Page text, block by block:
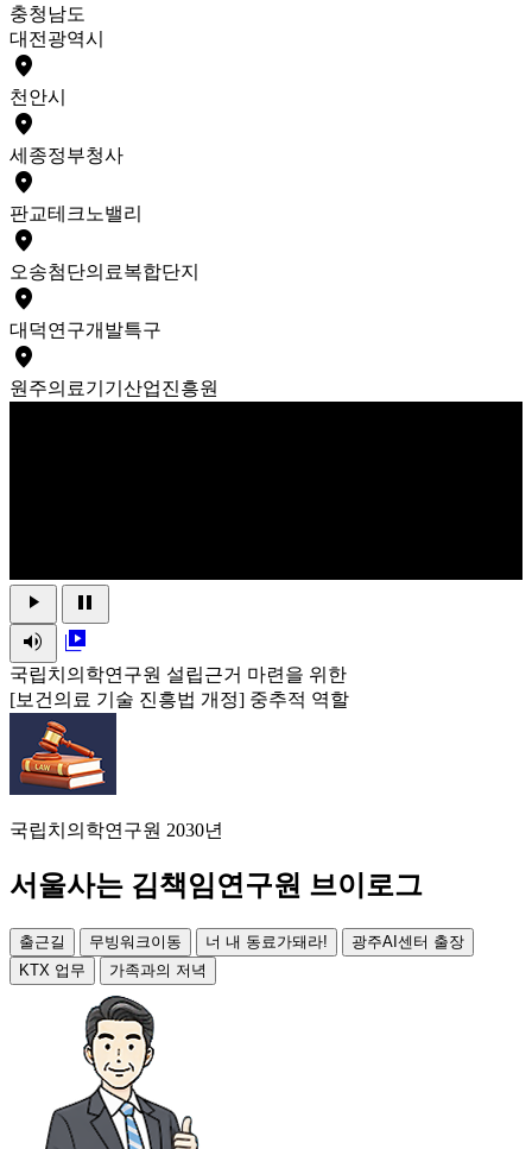
충청남도
대전광역시
place
천안시
place
세종정부청사
place
판교테크노밸리
place
오송첨단의료복합단지
place
대덕연구개발특구
place
원주의료기기산업진흥원
play_arrow
pause
volume_up
video_library
국립치의학연구원 설립근거 마련을 위한
[보건의료 기술 진흥법 개정] 중추적 역할
국립치의학연구원 2030년
서울사는 김책임연구원 브이로그
출근길 무빙워크이동 너 내 동료가돼라!
광주AI센터 출장
KTX 업무
가족과의 저녁